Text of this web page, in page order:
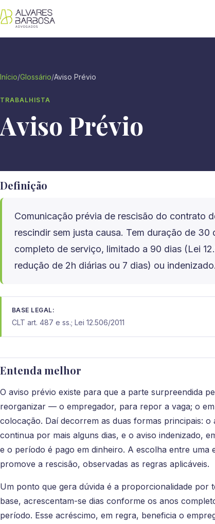
Início/Glossário/Aviso Prévio
TRABALHISTA
Aviso Prévio
Definição
Comunicação prévia de rescisão do contrato
rescindir sem justa causa. Tem duração de
completo de serviço, limitado a 90 dias (Lei
redução de 2h diárias ou 7 dias) ou indenizado.
BASE LEGAL:
CLT art. 487 e ss.; Lei 12.506/2011
Entenda melhor
O aviso prévio existe para que a parte surpreendida
reorganizar — o empregador, para repor a vaga; o
colocação. Daí decorrem as duas formas principais:
continua por mais alguns dias, e o aviso indenizado,
e o período é pago em dinheiro. A escolha entre
promove a rescisão, observadas as regras aplicáveis.
Um ponto que gera dúvida é a proporcionalidade por
base, acrescentam-se dias conforme os anos
período. Esse acréscimo, em regra, beneficia o